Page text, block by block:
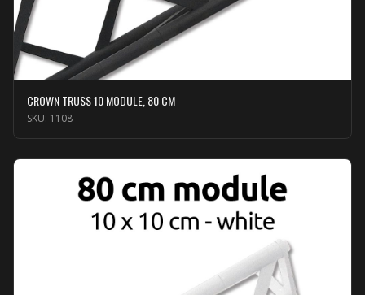
CROWN TRUSS 10 MODULE, 80 CM
SKU: 1108